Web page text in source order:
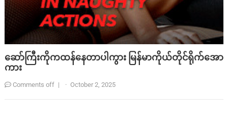
ဆော်ကြီးကိုကထန်နေတာပါကွား မြန်မာကိုယ်တိုင်ရိုက်အော
ကား
Comments off | · October 2, 2025